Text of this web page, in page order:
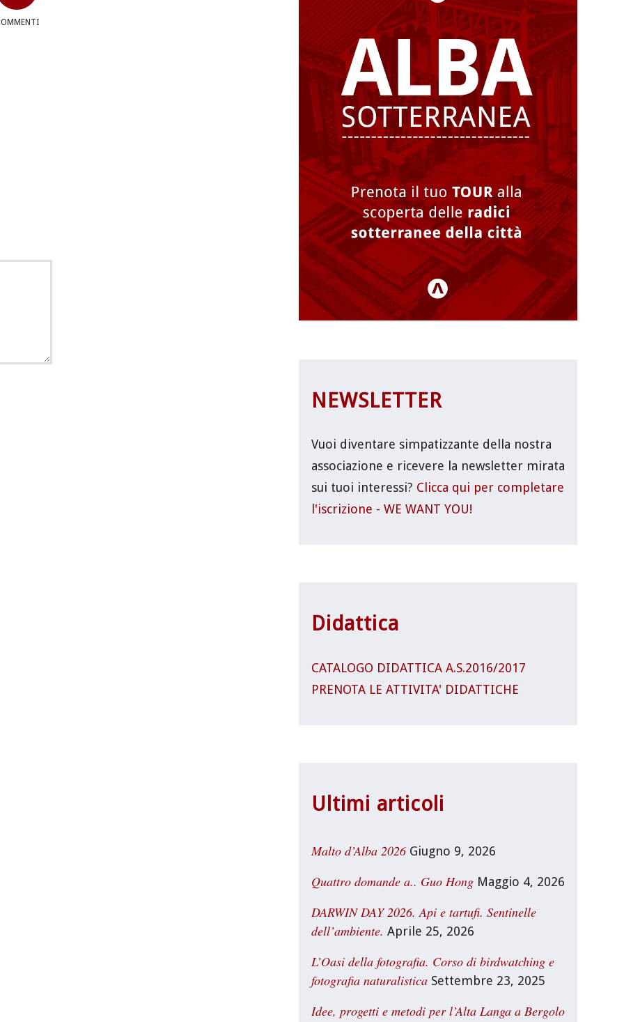
NEWSLETTER
Vuoi diventare simpatizzante della nostra
associazione e ricevere la newsletter mirata
sui tuoi interessi? Clicca qui per completare
l'iscrizione - WE WANT YOU!
Didattica
CATALOGO DIDATTICA A.S.2016/2017
PRENOTA LE ATTIVITA' DIDATTICHE
Ultimi articoli
Malto d’Alba 2026 Giugno 9, 2026
Quattro domande a.. Guo Hong Maggio 4, 2026
DARWIN DAY 2026. Api e tartufi. Sentinelle
dell’ambiente. Aprile 25, 2026
L’Oasi della fotografia. Corso di birdwatching e
fotografia naturalistica Settembre 23, 2025
Idee, progetti e metodi per l’Alta Langa a Bergolo